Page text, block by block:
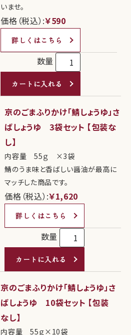
いませ。
価格（税込）:￥590
詳しくはこちら
数量
カートに入れる
京のごまふりかけ「鯖しょうゆ」さ
ばしょうゆ 3袋セット 【包装な
し】
内容量 55ｇ ×3袋
鯖のうま味と香ばしい醤油が最高に
マッチした商品です。
価格（税込）:￥1,620
詳しくはこちら
数量
カートに入れる
京のごまふりかけ「鯖しょうゆ」さ
ばしょうゆ 10袋セット 【包装
なし】
内容量 55ｇ×10袋